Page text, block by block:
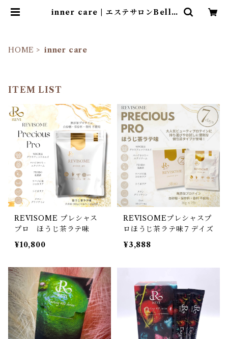
inner care | エステサロンBelle
HOME inner care
ITEM LIST
REVISOME プレシャス
プロ ほうじ茶ラテ味
¥10,800
REVISOMEプレシャスプ
ロほうじ茶ラテ味７デイズ
¥3,888